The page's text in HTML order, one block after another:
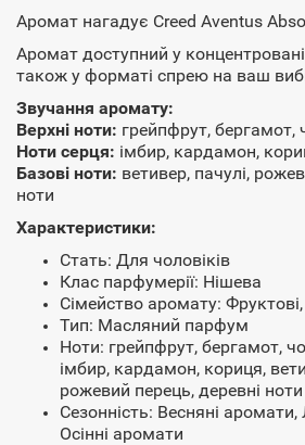
Аромат нагадує Creed Aventus
Аромат доступний у
також у форматі спрею на ваш
Звучання аромату:
Верхні ноти: грейпфрут,
Ноти серця: імбир, кардамон,
Базові ноти: ветивер, пачулі,
ноти
Характеристики:
Стать: Для чоловіків
Клас парфумерії: Нішева
Сімейство аромату: Фруктові,
Тип: Масляний парфум
Ноти: грейпфрут, бергамот,
імбир, кардамон, кориця,
рожевий перець, деревні ноти
Сезонність: Весняні аромати,
Осінні аромати